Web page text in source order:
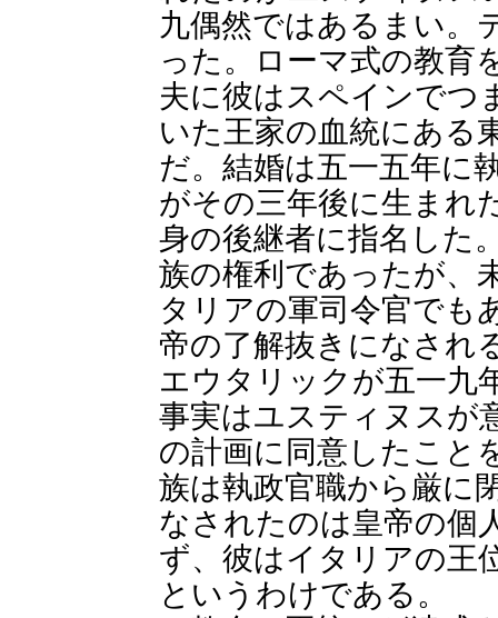
九偶然ではあるまい。
った。ローマ式の教育
夫に彼はスペインでつ
いた王家の血統にある
だ。結婚は五一五年に
がその三年後に生まれ
身の後継者に指名した
族の権利であったが、
タリアの軍司令官でも
帝の了解抜きになされ
エウタリックが五一九
事実はユスティヌスが
の計画に同意したこと
族は執政官職から厳に
なされたのは皇帝の個
ず、彼はイタリアの王
というわけである。